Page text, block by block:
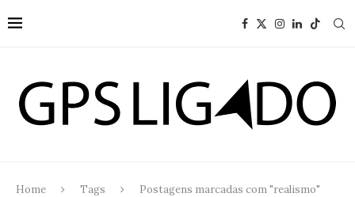
Home Tags Postagens marcadas com "realismo"